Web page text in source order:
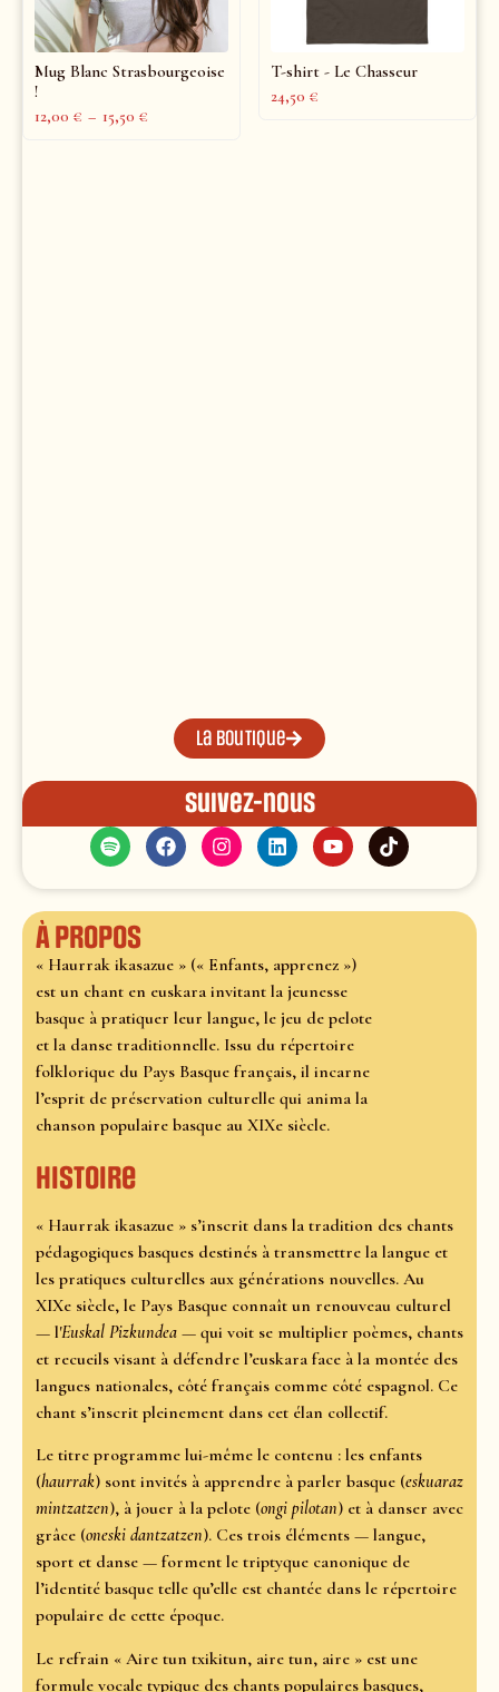
Mug Blanc Strasbourgeoise
!
12,00 € – 15,50 €
T-shirt - Le Chasseur
24,50 €
La boutique
Suivez-nous
À propos
« Haurrak ikasazue » (« Enfants, apprenez »)
est un chant en euskara invitant la jeunesse
basque à pratiquer leur langue, le jeu de pelote
et la danse traditionnelle. Issu du répertoire
folklorique du Pays Basque français, il incarne
l’esprit de préservation culturelle qui anima la
chanson populaire basque au XIXe siècle.
Histoire
« Haurrak ikasazue » s’inscrit dans la tradition des chants
pédagogiques basques destinés à transmettre la langue et
les pratiques culturelles aux générations nouvelles. Au
XIXe siècle, le Pays Basque connaît un renouveau culturel
— l'Euskal Pizkundea — qui voit se multiplier poèmes, chants
et recueils visant à défendre l’euskara face à la montée des
langues nationales, côté français comme côté espagnol. Ce
chant s’inscrit pleinement dans cet élan collectif.
Le titre programme lui-même le contenu : les enfants
(haurrak) sont invités à apprendre à parler basque (eskuaraz
mintzatzen), à jouer à la pelote (ongi pilotan) et à danser avec
grâce (oneski dantzatzen). Ces trois éléments — langue,
sport et danse — forment le triptyque canonique de
l’identité basque telle qu’elle est chantée dans le répertoire
populaire de cette époque.
Le refrain « Aire tun txikitun, aire tun, aire » est une
formule vocale typique des chants populaires basques,